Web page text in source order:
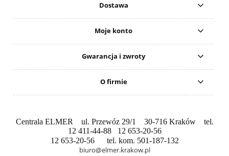
Dostawa
Moje konto
Gwarancja i zwroty
O firmie
Centrala ELMER ul. Przewóz 29/1 30-716 Kraków tel.
12 411-44-88 12 653-20-56
12 653-20-56 tel. kom. 501-187-132
biuro@elmer.krakow.pl